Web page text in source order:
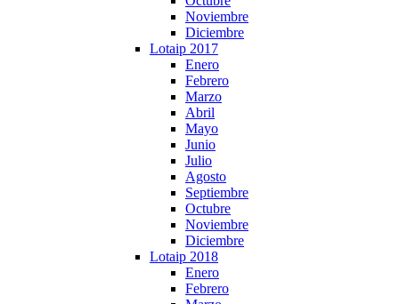
Noviembre
Diciembre
Lotaip 2017
Enero
Febrero
Marzo
Abril
Mayo
Junio
Julio
Agosto
Septiembre
Octubre
Noviembre
Diciembre
Lotaip 2018
Enero
Febrero